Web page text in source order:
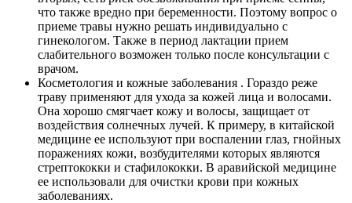
что также вредно при беременности. Поэтому вопрос о
приеме травы нужно решать индивидуально с
гинекологом. Также в период лактации прием
слабительного возможен только после консультации с
врачом.
Косметология и кожные заболевания . Гораздо реже
траву применяют для ухода за кожей лица и волосами.
Она хорошо смягчает кожу и волосы, защищает от
воздействия солнечных лучей. К примеру, в китайской
медицине ее используют при воспалении глаз, гнойных
поражениях кожи, возбудителями которых являются
стрептококки и стафилококки. В аравийской медицине
ее использовали для очистки крови при кожных
заболеваниях.